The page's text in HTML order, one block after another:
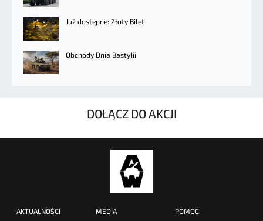
Już dostępne: Złoty Bilet
Obchody Dnia Bastylii
DOŁĄCZ DO AKCJI
AKTUALNOŚCI MEDIA POMOC